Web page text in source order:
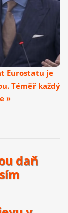
Eurostatu je
Téměř každý
»
daň